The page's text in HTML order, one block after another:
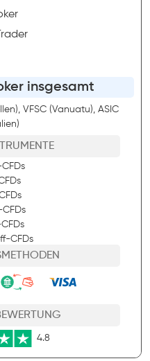
insgesamt
VFSC (Vanuatu), ASIC
CFDs
4.8